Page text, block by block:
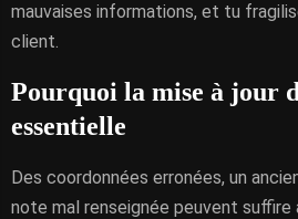
mauvaises informations, et tu
client.
Pourquoi la mise à jour
essentielle
Des coordonnées erronées, un
note mal renseignée peuvent suffire